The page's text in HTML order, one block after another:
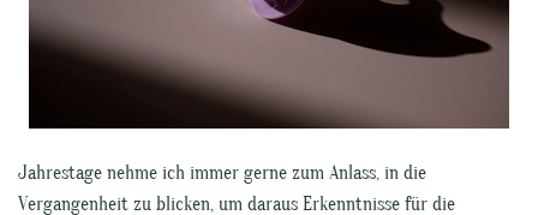
Jahrestage nehme ich immer gerne zum Anlass, in die
Vergangenheit zu blicken, um daraus Erkenntnisse für die